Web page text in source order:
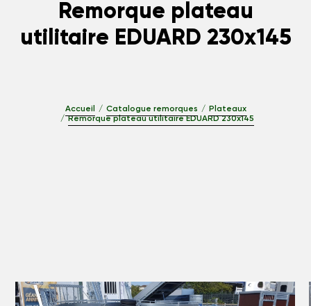
Remorque plateau
utilitaire EDUARD 230x145
Accueil Catalogue remorques
Plateaux
Remorque plateau utilitaire EDUARD 230x145